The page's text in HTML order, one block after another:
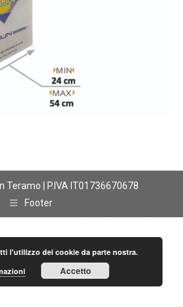
Teramo | P.IVA IT01736670678
Footer
l'utilizzo dei cookie da parte nostra.
Accetto